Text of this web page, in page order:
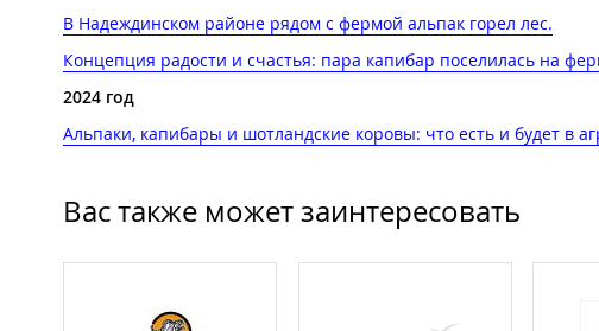
В Надеждинском районе рядом с фермой альпак горел лес​.
Концепция радости и счастья: пара капибар поселилась на
2024 год
Альпаки, капибары и шотландские коровы: что есть и будет в
Вас также может заинтересовать